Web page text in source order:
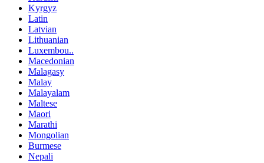
Kyrgyz
Latin
Latvian
Lithuanian
Luxembou..
Macedonian
Malagasy
Malay
Malayalam
Maltese
Maori
Marathi
Mongolian
Burmese
Nepali